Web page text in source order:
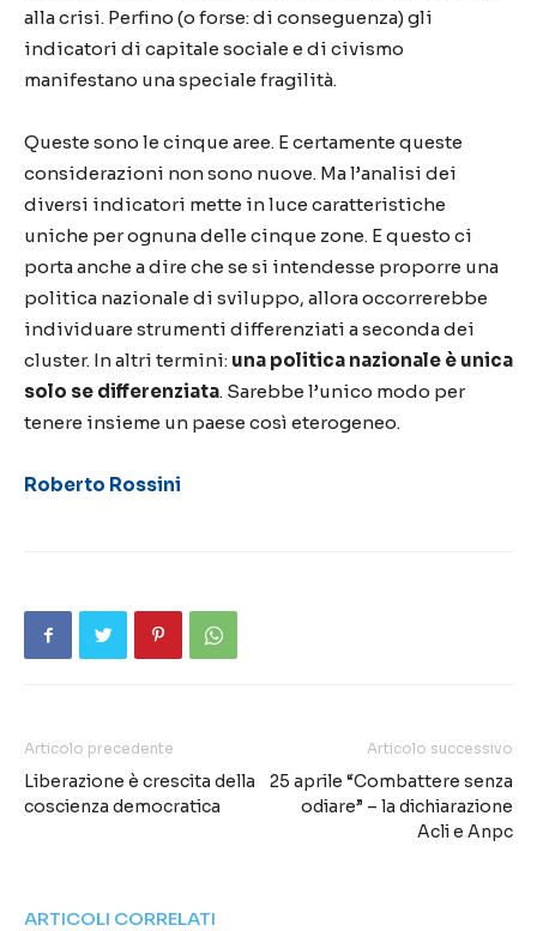
alla crisi. Perfino (o forse: di conseguenza) gli
indicatori di capitale sociale e di civismo
manifestano una speciale fragilità.
Queste sono le cinque aree. E certamente queste
considerazioni non sono nuove. Ma l’analisi dei
diversi indicatori mette in luce caratteristiche
uniche per ognuna delle cinque zone. E questo ci
porta anche a dire che se si intendesse proporre una
politica nazionale di sviluppo, allora occorrerebbe
individuare strumenti differenziati a seconda dei
cluster. In altri termini: una politica nazionale è unica
solo se differenziata. Sarebbe l’unico modo per
tenere insieme un paese così eterogeneo.
Roberto Rossini
Articolo precedente
Liberazione è crescita della
coscienza democratica
Articolo successivo
25 aprile “Combattere senza
odiare” – la dichiarazione
Acli e Anpc
ARTICOLI CORRELATI